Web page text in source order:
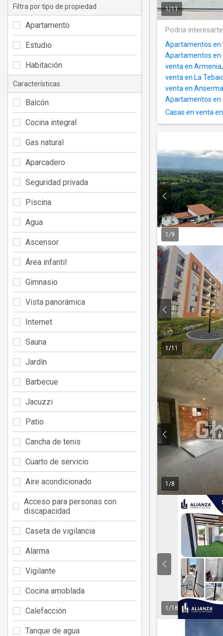
1/11
Podría
Apartamentos en
Apartamentos en
venta en
venta en La
venta en
Apartamentos en
Casas en venta
1 /9
1 /11
1 /8
1 /18
Filtra por tipo de propiedad
Apartamento
Estudio
Habitación
Características
Balcón
Cocina integral
Gas natural
Aparcadero
Seguridad privada
Piscina
Agua
Ascensor
Área infantil
Gimnasio
Vista panorámica
Internet
Sauna
Jardín
Barbecue
Jacuzzi
Patio
Cancha de tenis
Cuarto de servicio
Aire acondicionado
Acceso para personas con
discapacidad
Caseta de vigilancia
Alarma
Vigilante
Cocina amoblada
Calefacción
Tanque de agua